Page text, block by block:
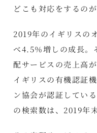
どこも対応をするの
2019年のイギリスの
べ4.5％増しの成長。
配サービスの売上高
イギリスの有機認証
ン協会が認証してい
の検索数は、2019年